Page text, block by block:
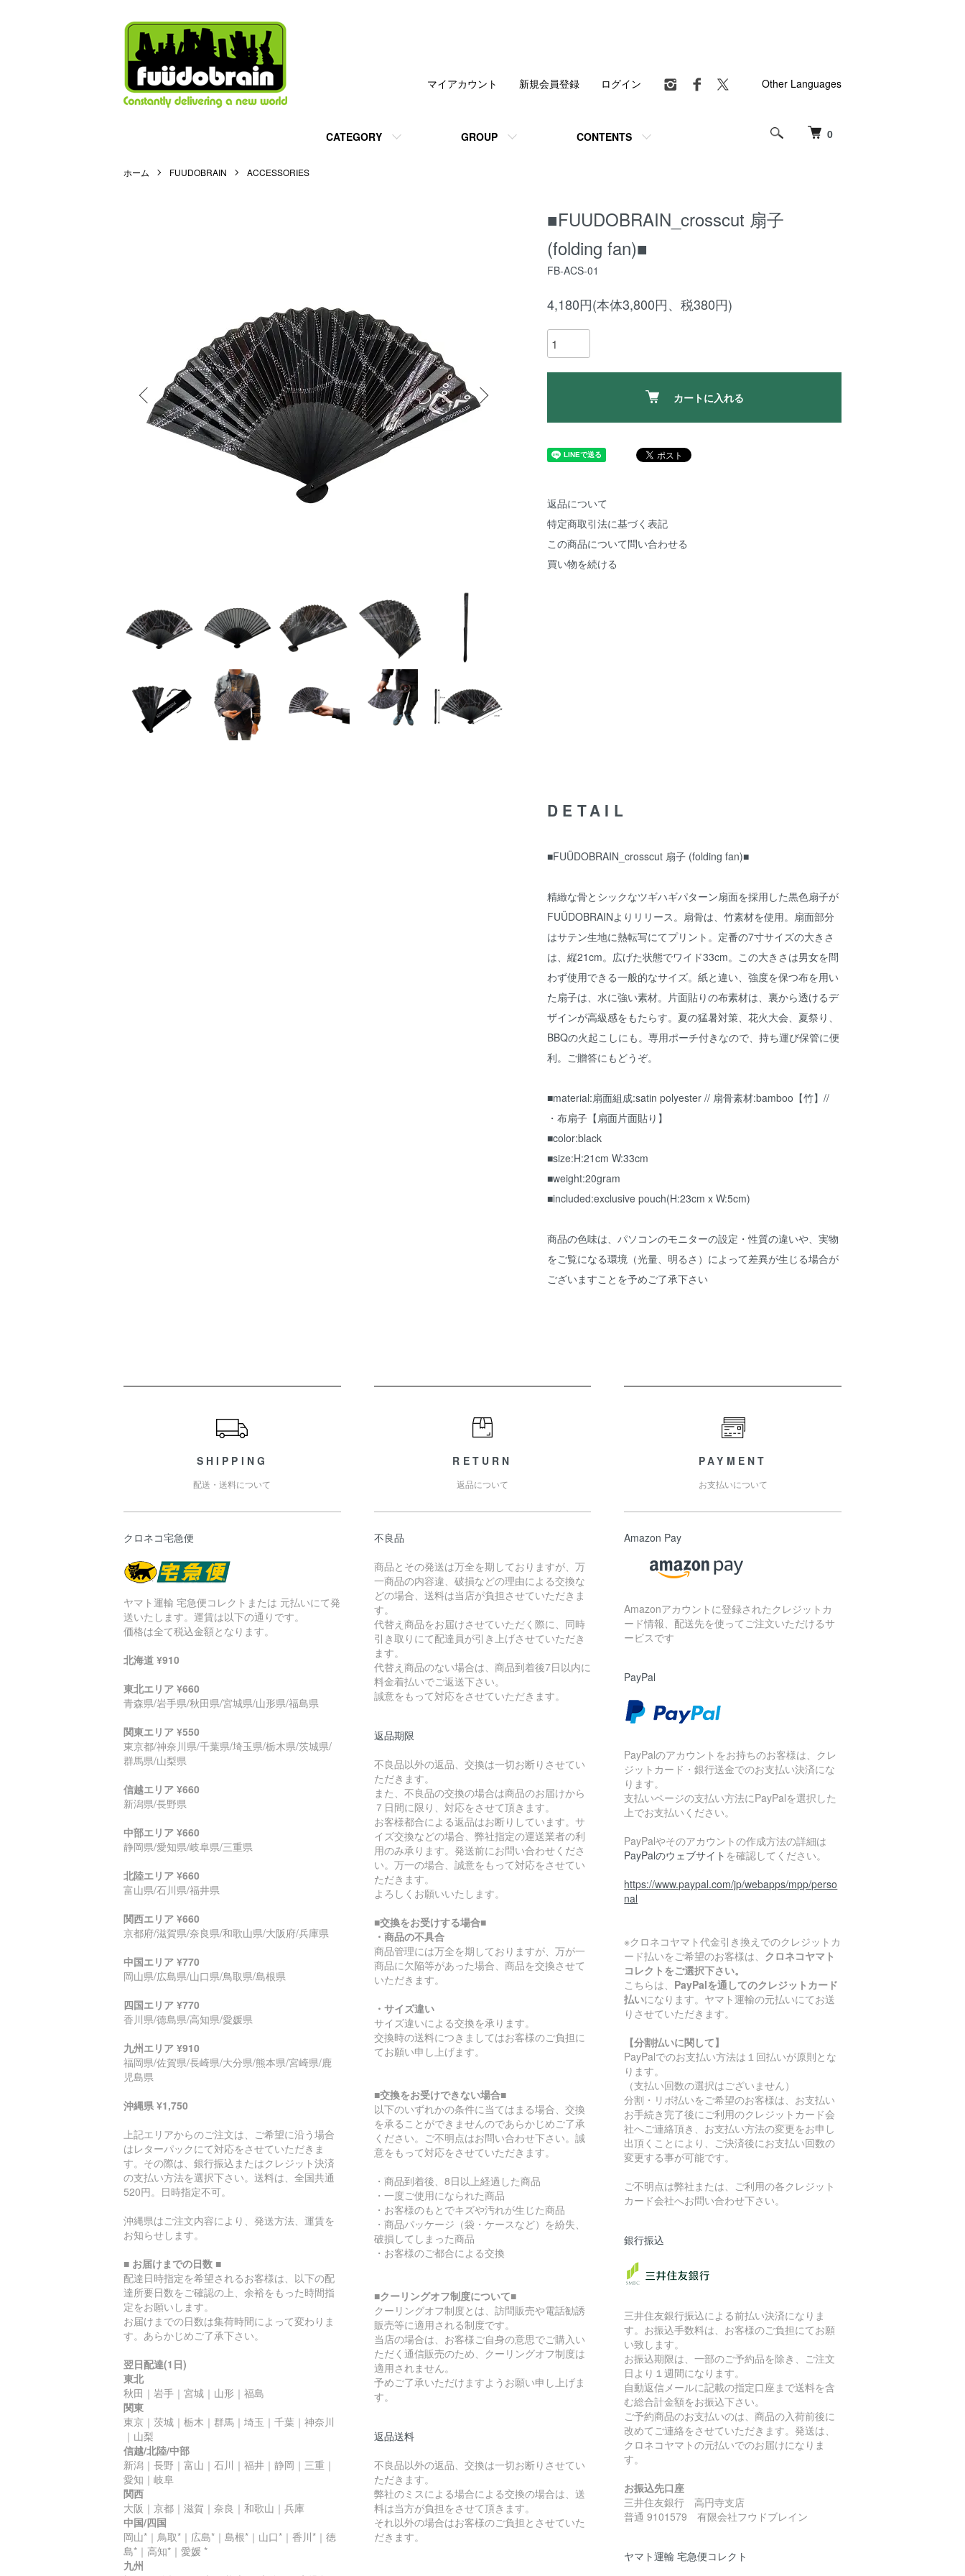
0
CATEGORY GROUP CONTENTS
マイアカウント 新規会員登録 ログイン Other Languages
ホーム FUUDOBRAIN ACCESSORIES
■FUUDOBRAIN_crosscut 扇子
(folding fan)■
FB-ACS-01
4,180円(本体3,800円、税380円)
カートに入れる
返品について
特定商取引法に基づく表記
この商品について問い合わせる
買い物を続ける
DETAIL
■FUÜDOBRAIN_crosscut 扇子 (folding fan)■
精緻な骨とシックなツギハギパターン扇面を採用した黒色扇子が
FUÜDOBRAINよりリリース。扇骨は、竹素材を使用。扇面部分
はサテン生地に熱転写にてプリント。定番の7寸サイズの大きさ
は、縦21cm。広げた状態でワイド33cm。この大きさは男女を問
わず使用できる一般的なサイズ。紙と違い、強度を保つ布を用い
た扇子は、水に強い素材。片面貼りの布素材は、裏から透けるデ
ザインが高級感をもたらす。夏の猛暑対策、花火大会、夏祭り、
BBQの火起こしにも。専用ポーチ付きなので、持ち運び保管に便
利。ご贈答にもどうぞ。
■material:扇面組成:satin polyester // 扇骨素材:bamboo【竹】//
・布扇子【扇面片面貼り】
■color:black
■size:H:21cm W:33cm
■weight:20gram
■included:exclusive pouch(H:23cm x W:5cm)
商品の色味は、パソコンのモニターの設定・性質の違いや、実物
をご覧になる環境（光量、明るさ）によって差異が生じる場合が
ございますことを予めご了承下さい
SHIPPING
配送・送料について
クロネコ宅急便
ヤマト運輸 宅急便コレクトまたは 元払いにて発
送いたします。運賃は以下の通りです。
価格は全て税込金額となります。
北海道 ¥910
東北エリア ¥660
青森県/岩手県/秋田県/宮城県/山形県/福島県
関東エリア ¥550
東京都/神奈川県/千葉県/埼玉県/栃木県/茨城県/
群馬県/山梨県
信越エリア ¥660
新潟県/長野県
中部エリア ¥660
静岡県/愛知県/岐阜県/三重県
北陸エリア ¥660
富山県/石川県/福井県
関西エリア ¥660
京都府/滋賀県/奈良県/和歌山県/大阪府/兵庫県
中国エリア ¥770
岡山県/広島県/山口県/鳥取県/島根県
四国エリア ¥770
香川県/徳島県/高知県/愛媛県
九州エリア ¥910
福岡県/佐賀県/長崎県/大分県/熊本県/宮崎県/鹿
児島県
沖縄県 ¥1,750
上記エリアからのご注文は、ご希望に沿う場合
はレターパックにて対応をさせていただきま
す。その際は、銀行振込またはクレジット決済
の支払い方法を選択下さい。送料は、全国共通
520円。日時指定不可。
沖縄県はご注文内容により、発送方法、運賃を
お知らせします。
■ お届けまでの日数 ■
配達日時指定を希望されるお客様は、以下の配
達所要日数をご確認の上、余裕をもった時間指
定をお願いします。
お届けまでの日数は集荷時間によって変わりま
す。あらかじめご了承下さい。
翌日配達(1日)
東北
秋田｜岩手｜宮城｜山形｜福島
関東
東京｜茨城｜栃木｜群馬｜埼玉｜千葉｜神奈川
｜山梨
信越/北陸/中部
新潟｜長野｜富山｜石川｜福井｜静岡｜三重｜
愛知｜岐阜
関西
大阪｜京都｜滋賀｜奈良｜和歌山｜兵庫
中国/四国
岡山*｜鳥取*｜広島*｜島根*｜山口*｜香川*｜徳
島*｜高知*｜愛媛 *
九州
RETURN
返品について
不良品
商品とその発送は万全を期しておりますが、万
一商品の内容違、破損などの理由による交換な
どの場合、送料は当店が負担させていただきま
す。
代替え商品をお届けさせていただく際に、同時
引き取りにて配達員が引き上げさせていただき
ます。
代替え商品のない場合は、商品到着後7日以内に
料金着払いでご返送下さい。
誠意をもって対応をさせていただきます。
返品期限
不良品以外の返品、交換は一切お断りさせてい
ただきます。
また、不良品の交換の場合は商品のお届けから
７日間に限り、対応をさせて頂きます。
お客様都合による返品はお断りしています。サ
イズ交換などの場合、弊社指定の運送業者の利
用のみ承ります。発送前にお問い合わせくださ
い。万一の場合、誠意をもって対応をさせてい
ただきます。
よろしくお願いいたします。
■交換をお受けする場合■
・商品の不具合
商品管理には万全を期しておりますが、万が一
商品に欠陥等があった場合、商品を交換させて
いただきます。
・サイズ違い
サイズ違いによる交換を承ります。
交換時の送料につきましてはお客様のご負担に
てお願い申し上げます。
■交換をお受けできない場合■
以下のいずれかの条件に当てはまる場合、交換
を承ることができませんのであらかじめご了承
ください。ご不明点はお問い合わせ下さい。誠
意をもって対応をさせていただきます。
・商品到着後、8日以上経過した商品
・一度ご使用になられた商品
・お客様のもとでキズや汚れが生じた商品
・商品パッケージ（袋・ケースなど）を紛失、
破損してしまった商品
・お客様のご都合による交換
■クーリングオフ制度について■
クーリングオフ制度とは、訪問販売や電話勧誘
販売等に適用される制度です。
当店の場合は、お客様ご自身の意思でご購入い
ただく通信販売のため、クーリングオフ制度は
適用されません。
予めご了承いただけますようお願い申し上げま
す。
返品送料
不良品以外の返品、交換は一切お断りさせてい
ただきます。
弊社のミスによる場合による交換の場合は、送
料は当方が負担をさせて頂きます。
それ以外の場合はお客様のご負担とさせていた
だきます。
PAYMENT
お支払いについて
Amazon Pay
Amazonアカウントに登録されたクレジットカ
ード情報、配送先を使ってご注文いただけるサ
ービスです
PayPal
PayPalのアカウントをお持ちのお客様は、クレ
ジットカード・銀行送金でのお支払い決済にな
ります。
支払いページの支払い方法にPayPalを選択した
上でお支払いください。
PayPalやそのアカウントの作成方法の詳細は
PayPalのウェブサイト を確認してください。
https://www.paypal.com/jp/webapps/mpp/perso
nal
※クロネコヤマト代金引き換えでのクレジットカ
ード払いをご希望のお客様は、 クロネコヤマト
コレクトをご選択下さい。
こちらは、 PayPalを通してのクレジットカード
払いになります。ヤマト運輸の元払いにてお送
りさせていただきます。
【分割払いに関して】
PayPalでのお支払い方法は１回払いが原則とな
ります。
（支払い回数の選択はございません）
分割・リボ払いをご希望のお客様は、お支払い
お手続き完了後にご利用のクレジットカード会
社へご連絡頂き、お支払い方法の変更をお申し
出頂くことにより、ご決済後にお支払い回数の
変更する事が可能です。
ご不明点は弊社または、ご利用の各クレジット
カード会社へお問い合わせ下さい。
銀行振込
三井住友銀行振込による前払い決済になりま
す。お振込手数料は、お客様のご負担にてお願
い致します。
お振込期限は、一部のご予約品を除き、ご注文
日より１週間になります。
自動返信メールに記載の指定口座まで送料を含
む総合計金額をお振込下さい。
ご予約商品のお支払いのは、商品の入荷前後に
改めてご連絡をさせていただきます。発送は、
クロネコヤマトの元払いでのお届けになりま
す。
お振込先口座
三井住友銀行 高円寺支店
普通 9101579 有限会社フウドブレイン
ヤマト運輸 宅急便コレクト